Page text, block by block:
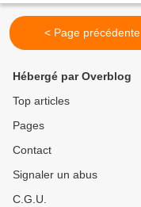
< Page précédente
Hébergé par Overblog
Top articles
Pages
Contact
Signaler un abus
C.G.U.